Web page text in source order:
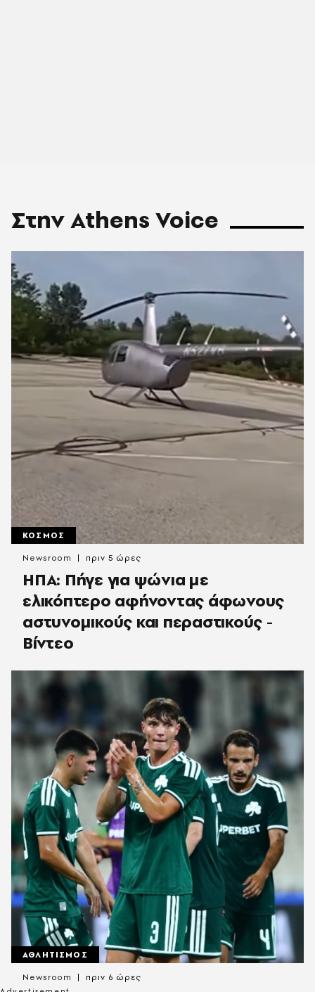
Στην Athens Voice
ΚΟΣΜΟΣ
ΗΠΑ: Πήγε για ψώνια με
ελικόπτερο αφήνοντας άφωνους
αστυνομικούς και περαστικούς -
Βίντεο
Newsroom πριν 5 ώρες
ΑΘΛΗΤΙΣΜΟΣ
Newsroom πριν 6 ώρες